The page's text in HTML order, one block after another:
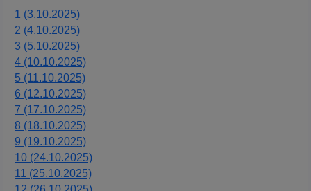
1 (3.10.2025)
2 (4.10.2025)
3 (5.10.2025)
4 (10.10.2025)
5 (11.10.2025)
6 (12.10.2025)
7 (17.10.2025)
8 (18.10.2025)
9 (19.10.2025)
10 (24.10.2025)
11 (25.10.2025)